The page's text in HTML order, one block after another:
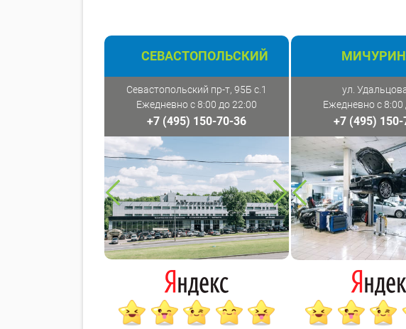
СЕВАСТОПОЛЬСКИЙ
Севастопольский пр-т, 95Б с.1
Ежедневно с 8:00 до 22:00
+7 (495) 150-70-36
ул.
Ежедневно с 8:00
+7 (495) 150-